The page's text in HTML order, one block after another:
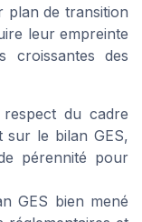
plan de transition
leur empreinte
croissantes des
respect du cadre
sur le bilan GES,
pérennité pour
GES bien mené